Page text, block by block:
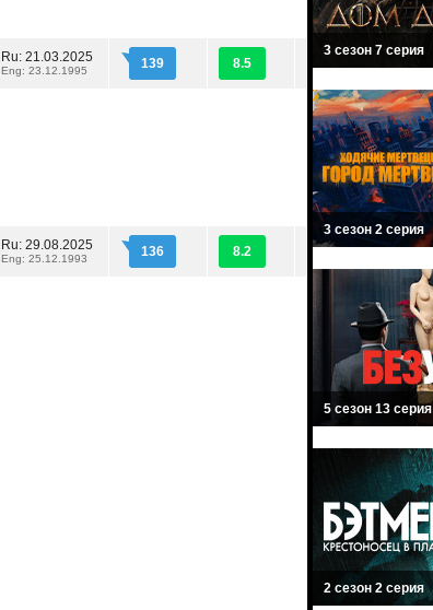
Ru: 21.03.2025
Eng: 23.12.1995 139 8.5
Ru: 29.08.2025
Eng: 25.12.1993 136 8.2
3 сезон 7 серия
3 сезон 2 серия
5 сезон 13 серия
2 сезон 2 серия